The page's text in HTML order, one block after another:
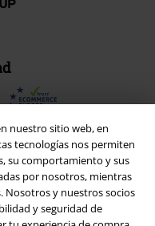
nuestro sitio web, en
tecnologías nos permiten
su comportamiento y sus
por nosotros, mientras
Nosotros y nuestros socios
y seguridad de